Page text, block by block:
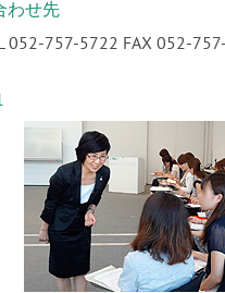
わせ先
052-757-5722 FAX 052-